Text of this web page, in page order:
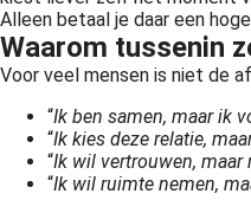
Alleen betaal je daar een
Waarom tussenin
Voor veel mensen is niet de
“Ik ben samen, maar ik
“Ik kies deze relatie,
“Ik wil vertrouwen,
“Ik wil ruimte nemen,